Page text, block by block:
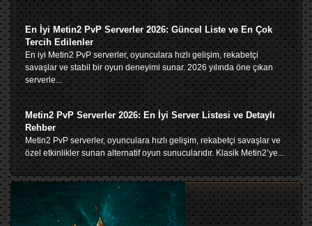
En İyi Metin2 PvP Serverler 2026: Güncel Liste ve En Çok
Tercih Edilenler
En iyi Metin2 PvP serverler, oyunculara hızlı gelişim, rekabetçi
savaşlar ve stabil bir oyun deneyimi sunar. 2026 yılında öne çıkan
serverle...
Metin2 PvP Serverler 2026: En İyi Server Listesi ve Detaylı
Rehber
Metin2 PvP serverler, oyunculara hızlı gelişim, rekabetçi savaşlar ve
özel etkinlikler sunan alternatif oyun sunucularıdır. Klasik Metin2’ye...